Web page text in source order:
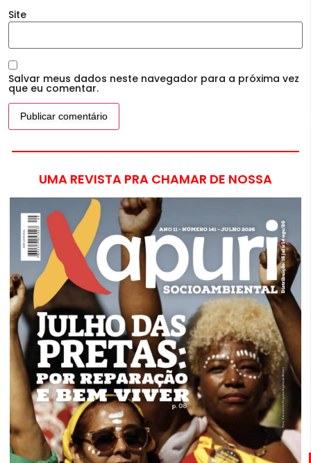
Site
Salvar meus dados neste navegador para a próxima vez
que eu comentar.
UMA REVISTA PRA CHAMAR DE NOSSA